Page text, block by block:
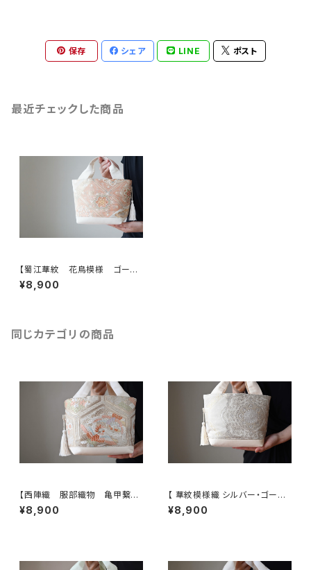
保存 シェア LINE ポスト
最近チェックした商品
【蜀江華紋 花鳥模様 ゴール
ド シルク 帯リメイク トート型
バック】日常使い、結婚式、パー
¥8,900
同じカテゴリの商品
【西陣織 服部織物 亀甲繋ぎ
に鳳凰・花模様 帯リメイク ト
ートバッグ】日常使い、結婚式、パ
¥8,900
【 華紋模様織 シルバー・ゴール
ド 帯リメイク トート型バッグ】
日常使い、結婚式、パーティー、
¥8,900